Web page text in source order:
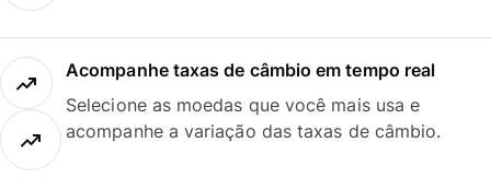
Acompanhe taxas de câmbio em tempo real
Selecione as moedas que você mais usa e
acompanhe a variação das taxas de câmbio.